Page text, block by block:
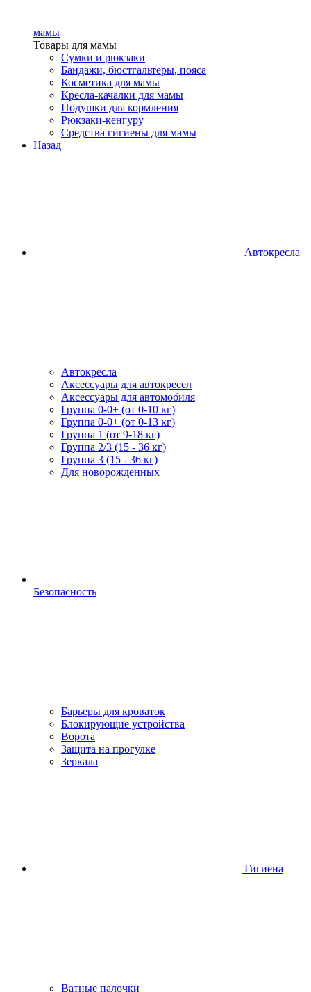
мамы
Товары для мамы
Сумки и рюкзаки
Бандажи, бюстгальтеры, пояса
Косметика для мамы
Кресла-качалки для мамы
Подушки для кормления
Рюкзаки-кенгуру
Средства гигиены для мамы
Назад
Автокресла
Автокресла
Аксессуары для автокресел
Аксессуары для автомобиля
Группа 0-0+ (от 0-10 кг)
Группа 0-0+ (от 0-13 кг)
Группа 1 (от 9-18 кг)
Группа 2/3 (15 - 36 кг)
Группа 3 (15 - 36 кг)
Для новорожденных
Безопасность
Барьеры для кроваток
Блокирующие устройства
Ворота
Защита на прогулке
Зеркала
Гигиена
Ватные палочки